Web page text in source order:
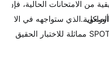
من الامتحانات الحالية، فإن
الذي ستواجهه في الا
هل بيئة الاختبار التجريبي في SPOTO مماثلة للاختبار الحقيق